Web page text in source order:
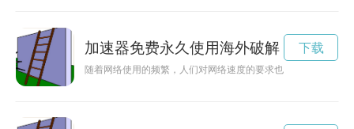
加速器免费永久使用海外破解
随着网络使用的频繁，人们对网络速度的要求也越来越高。现
下载